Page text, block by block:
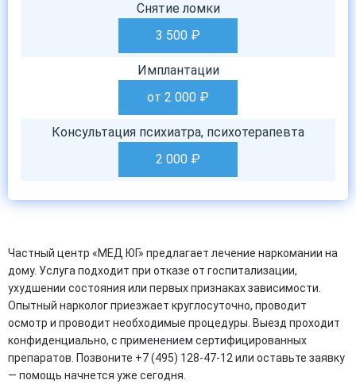
Снятие ломки
3 500 ₽
Имплантации
от 2 000 ₽
Консультация психиатра, психотерапевта
2 000 ₽
Частный центр «МЕД ЮГ» предлагает лечение наркомании на
дому. Услуга подходит при отказе от госпитализации,
ухудшении состояния или первых признаках зависимости.
Опытный нарколог приезжает круглосуточно, проводит
осмотр и проводит необходимые процедуры. Выезд проходит
конфиденциально, с применением сертифицированных
препаратов. Позвоните +7 (495) 128-47-12 или оставьте заявку
— помощь начнется уже сегодня.